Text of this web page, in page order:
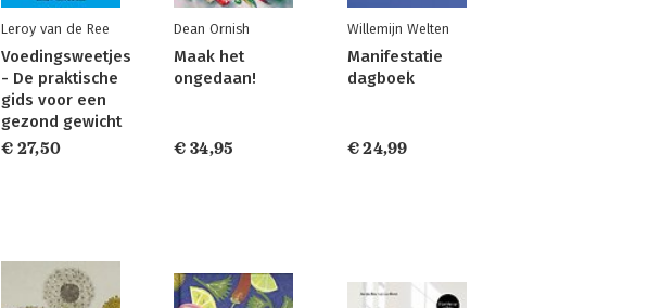
Leroy van de Ree
Voedingsweetjes
- De praktische
gids voor een
gezond gewicht
€ 27,50
Dean Ornish
Maak het
ongedaan!
€ 34,95
Willemijn Welten
Manifestatie
dagboek
€ 24,99